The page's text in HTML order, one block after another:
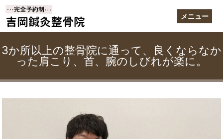
メニュー
3か所以上の整骨院に通って、良くならなか
った肩こり、首、腕のしびれが楽に。